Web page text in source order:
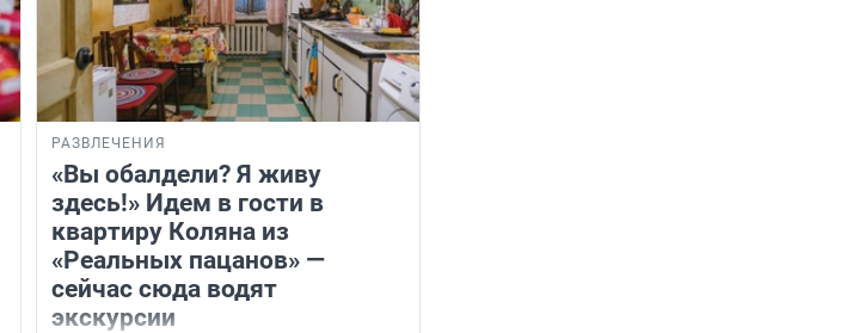
РАЗВЛЕЧЕНИЯ
«Вы обалдели? Я живу
здесь!» Идем в гости в
квартиру Коляна из
«Реальных пацанов» —
сейчас сюда водят
экскурсии